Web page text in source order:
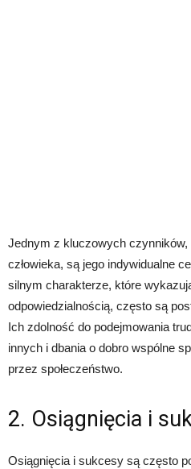
Jednym z kluczowych czynników,
człowieka, są jego indywidualne
silnym charakterze, które
odpowiedzialnością, często są
Ich zdolność do podejmowania
innych i dbania o dobro wspólne
przez społeczeństwo.
2. Osiągnięcia i
Osiągnięcia i sukcesy są często